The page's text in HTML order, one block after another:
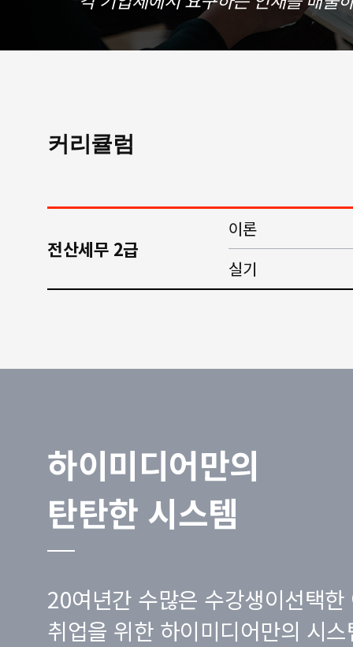
커리큘럼
전산세무 2급
이론
실기
하이미디어만의
탄탄한 시스템
20여년간 수많은 수강생이선택한
취업을 위한 하이미디어만의 시